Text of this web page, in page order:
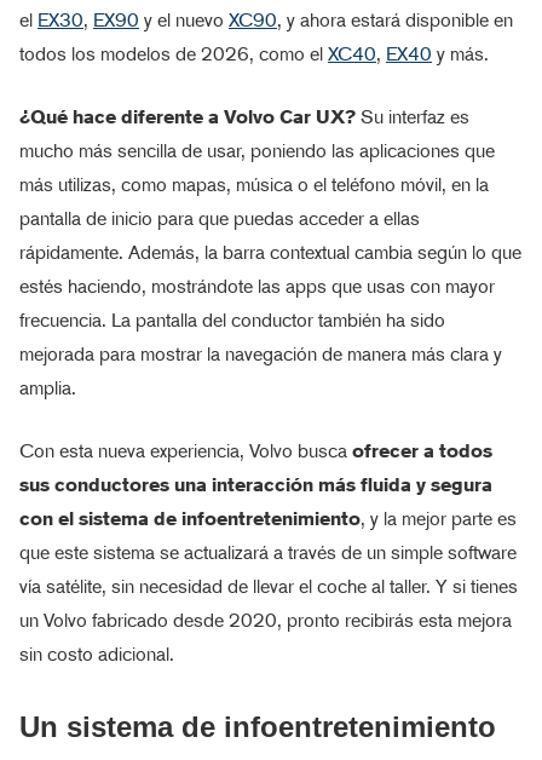
el EX30, EX90 y el nuevo XC90, y ahora estará disponible en
todos los modelos de 2026, como el XC40, EX40 y más.
¿Qué hace diferente a Volvo Car UX? Su interfaz es
mucho más sencilla de usar, poniendo las aplicaciones que
más utilizas, como mapas, música o el teléfono móvil, en la
pantalla de inicio para que puedas acceder a ellas
rápidamente. Además, la barra contextual cambia según lo que
estés haciendo, mostrándote las apps que usas con mayor
frecuencia. La pantalla del conductor también ha sido
mejorada para mostrar la navegación de manera más clara y
amplia.
Con esta nueva experiencia, Volvo busca ofrecer a todos
sus conductores una interacción más fluida y segura
con el sistema de infoentretenimiento, y la mejor parte es
que este sistema se actualizará a través de un simple software
vía satélite, sin necesidad de llevar el coche al taller. Y si tienes
un Volvo fabricado desde 2020, pronto recibirás esta mejora
sin costo adicional.
Un sistema de infoentretenimiento